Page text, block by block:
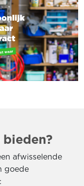
afwisselende
goede